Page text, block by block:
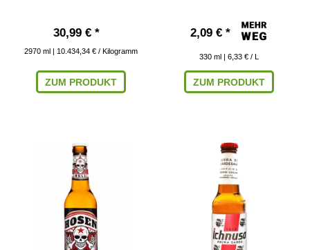
30,99 € *
2970 ml | 10.434,34 € / Kilogramm
ZUM PRODUKT
2,09 € *
330 ml | 6,33 € / L
ZUM PRODUKT